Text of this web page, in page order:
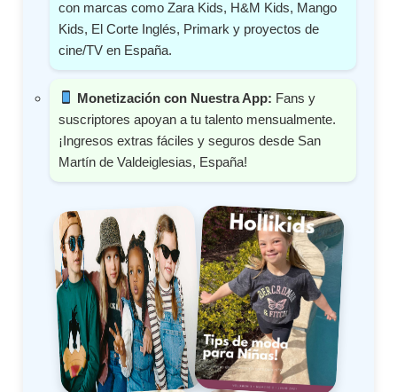
con marcas como Zara Kids, H&M Kids, Mango
Kids, El Corte Inglés, Primark y proyectos de
cine/TV en España.
Monetización con Nuestra App: Fans y
suscriptores apoyan a tu talento mensualmente.
¡Ingresos extras fáciles y seguros desde San
Martín de Valdeiglesias, España!